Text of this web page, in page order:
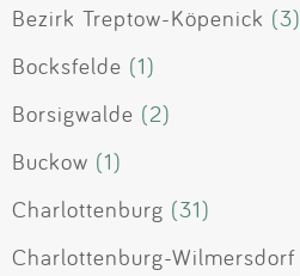
Bezirk Treptow-Köpenick (3)
Bocksfelde (1)
Borsigwalde (2)
Buckow (1)
Charlottenburg (31)
Charlottenburg-Wilmersdorf